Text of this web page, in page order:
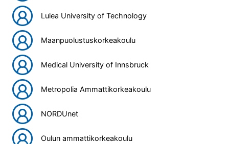
Lulea University of Technology
Maanpuolustuskorkeakoulu
Medical University of Innsbruck
Metropolia Ammattikorkeakoulu
NORDUnet
Oulun ammattikorkeakoulu